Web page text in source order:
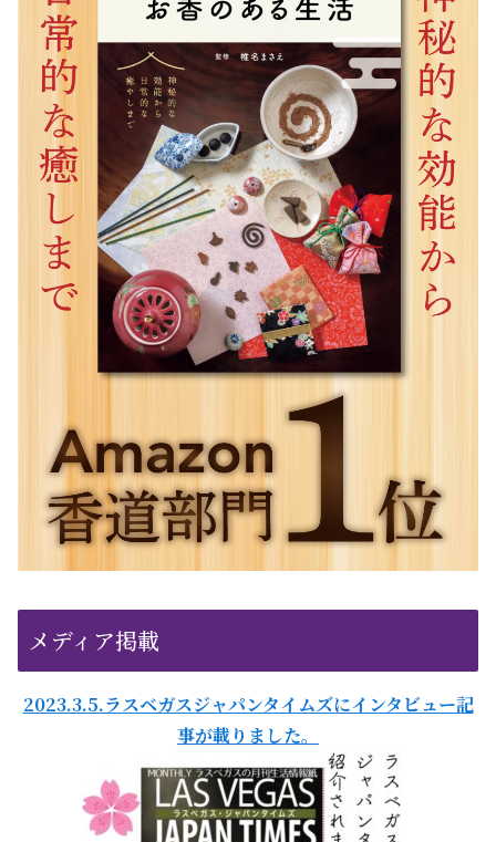
メディア掲載
2023.3.5.ラスベガスジャパンタイムズにインタビュー記
事が載りました。